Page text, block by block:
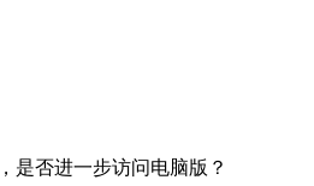
是否进一步访问电脑版？